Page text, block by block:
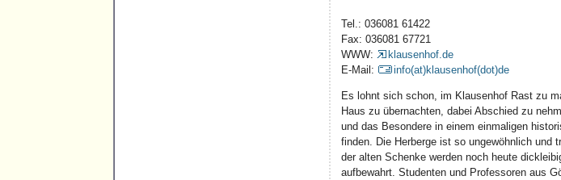
Tel.: 036081 61422
Fax: 036081 67721
WWW:
klausenhof.de
E-Mail:
info(at)klausenhof(dot)de
Es lohnt sich schon, im Klausenhof Rast zu
Haus zu übernachten, dabei Abschied zu
und das Besondere in einem einmaligen
finden. Die Herberge ist so ungewöhnlich und
der alten Schenke werden noch heute
aufbewahrt. Studenten und Professoren aus